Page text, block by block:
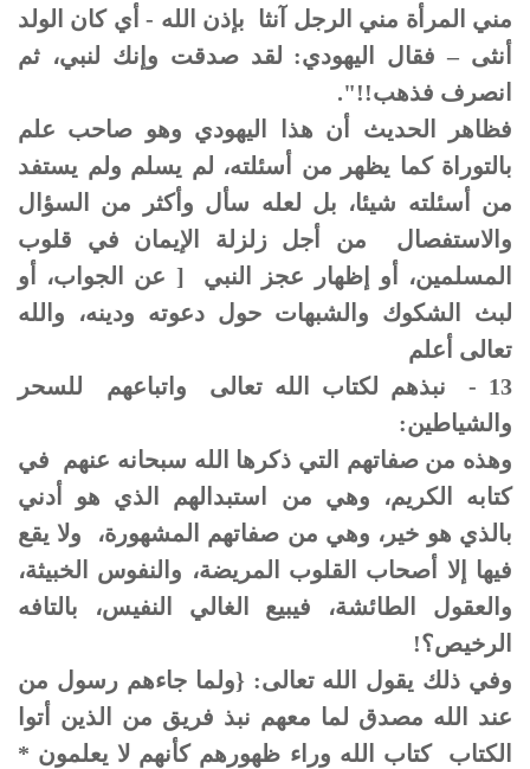
مني المرأة مني الرجل آنثا بإذن الله - أي كان الولد
أنثى – فقال اليهودي: لقد صدقت وإنك لنبي، ثم
انصرف فذهب!!".
فظاهر الحديث أن هذا اليهودي وهو صاحب علم
بالتوراة كما يظهر من أسئلته، لم يسلم ولم يستفد
من أسئلته شيئا، بل لعله سأل وأكثر من السؤال
والاستفصال من أجل زلزلة الإيمان في قلوب
المسلمين، أو إظهار عجز النبي [ عن الجواب، أو
لبث الشكوك والشبهات حول دعوته ودينه، والله
تعالى أعلم
13 - نبذهم لكتاب الله تعالى واتباعهم للسحر
والشياطين:
وهذه من صفاتهم التي ذكرها الله سبحانه عنهم في
كتابه الكريم، وهي من استبدالهم الذي هو أدني
بالذي هو خير، وهي من صفاتهم المشهورة، ولا يقع
فيها إلا أصحاب القلوب المريضة، والنفوس الخبيثة،
والعقول الطائشة، فيبيع الغالي النفيس، بالتافه
الرخيص؟!
وفي ذلك يقول الله تعالى: {ولما جاءهم رسول من
عند الله مصدق لما معهم نبذ فريق من الذين أتوا
الكتاب كتاب الله وراء ظهورهم كأنهم لا يعلمون *